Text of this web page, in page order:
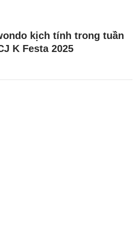
kịch tính trong tuần
K Festa 2025